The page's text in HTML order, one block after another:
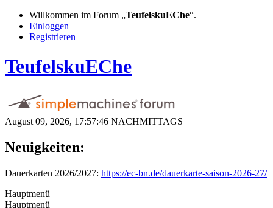
Willkommen im Forum „TeufelskuEChe“.
Einloggen
Registrieren
TeufelskuEChe
August 09, 2026, 17:57:46 NACHMITTAGS
Neuigkeiten:
Dauerkarten 2026/2027: https://ec-bn.de/dauerkarte-saison-2026-27/
Hauptmenü
Hauptmenü